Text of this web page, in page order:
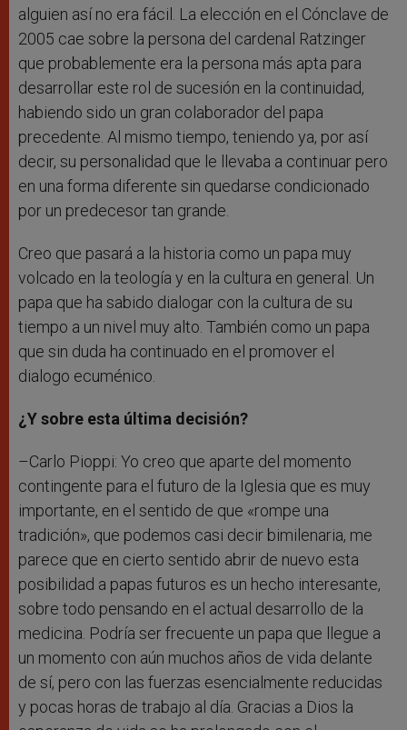
alguien así no era fácil. La elección en el Cónclave de
2005 cae sobre la persona del cardenal Ratzinger
que probablemente era la persona más apta para
desarrollar este rol de sucesión en la continuidad,
habiendo sido un gran colaborador del papa
precedente. Al mismo tiempo, teniendo ya, por así
decir, su personalidad que le llevaba a continuar pero
en una forma diferente sin quedarse condicionado
por un predecesor tan grande.
Creo que pasará a la historia como un papa muy
volcado en la teología y en la cultura en general. Un
papa que ha sabido dialogar con la cultura de su
tiempo a un nivel muy alto. También como un papa
que sin duda ha continuado en el promover el
dialogo ecuménico.
¿Y sobre esta última decisión?
–Carlo Pioppi: Yo creo que aparte del momento
contingente para el futuro de la Iglesia que es muy
importante, en el sentido de que «rompe una
tradición», que podemos casi decir bimilenaria, me
parece que en cierto sentido abrir de nuevo esta
posibilidad a papas futuros es un hecho interesante,
sobre todo pensando en el actual desarrollo de la
medicina. Podría ser frecuente un papa que llegue a
un momento con aún muchos años de vida delante
de sí, pero con las fuerzas esencialmente reducidas
y pocas horas de trabajo al día. Gracias a Dios la